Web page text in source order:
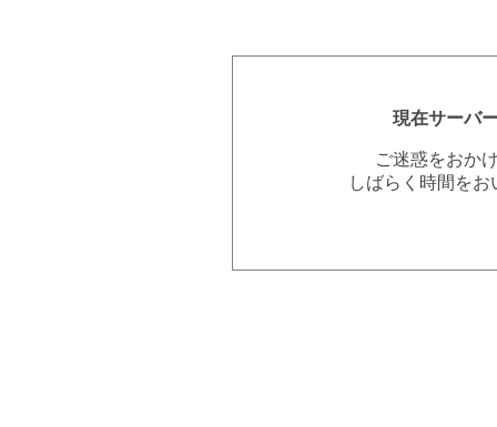
現在サーバ
ご迷惑をおか
しばらく時間を